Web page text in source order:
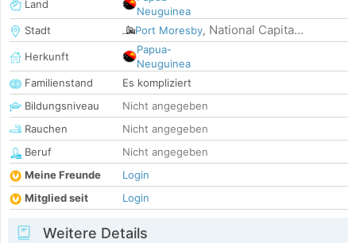
Land
Neuguinea
Stadt
Port Moresby, National Capita...
Herkunft
Papua-
Neuguinea
Familienstand
Es kompliziert
Bildungsniveau
Nicht angegeben
Rauchen
Nicht angegeben
Beruf
Nicht angegeben
Meine Freunde
Login
Mitglied seit
Login
Weitere Details